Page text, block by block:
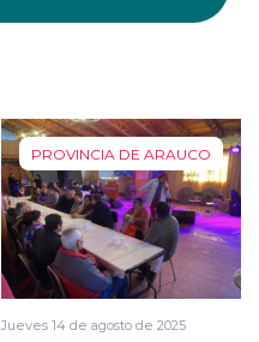
PROVINCIA DE ARAUCO
Jueves 14 de agosto de 2025